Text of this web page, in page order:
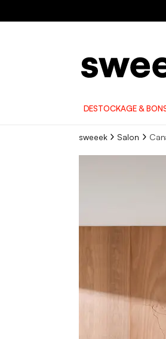
DESTOCKAGE &
sweeek Salon